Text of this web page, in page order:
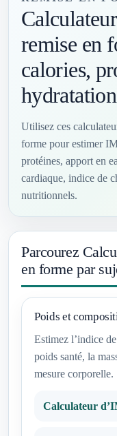
remise en
calories,
hydratation
Utilisez ces
forme pour estimer
protéines, apport en
cardiaque, indice de
nutritionnels.
Parcourez
en forme par
Poids et
Estimez l’indice
poids santé, la
mesure corporelle.
Calculateur